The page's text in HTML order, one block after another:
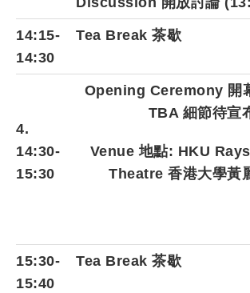
14:15-
14:30
Tea Break 茶歇
4.
14:30-
15:30
Opening Ceremony 開
TBA 細節待宣
Venue地點: HKU
Theatre香港大學黃
15:30-
15:40
Tea Break 茶歇